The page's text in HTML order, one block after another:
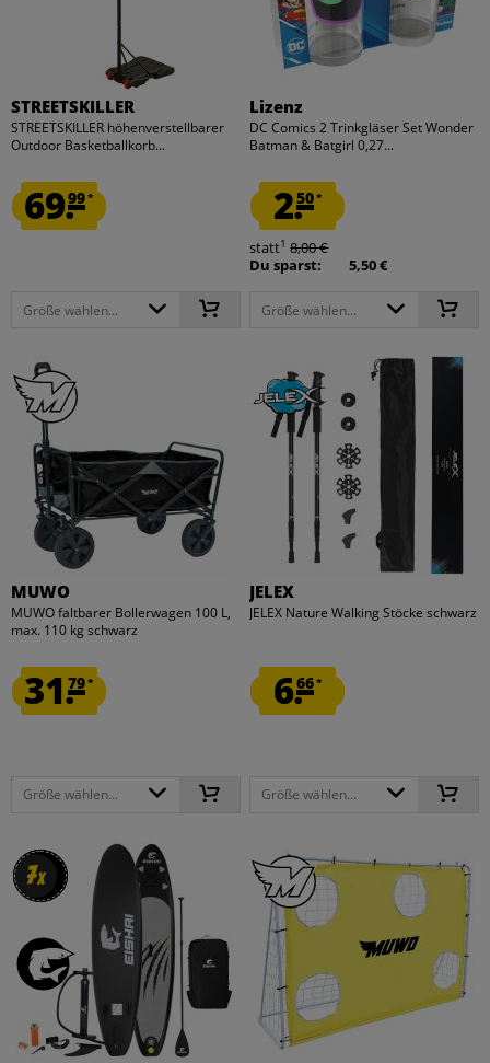
STREETSKILLER
STREETSKILLER höhenverstellbarer
Outdoor Basketballkorb...
69.99*
Größe wählen...
Lizenz
DC Comics 2 Trinkgläser Set Wonder
Batman & Batgirl 0,27...
2.50*
statt1 8,00 €
Du sparst:
5,50 €
Größe wählen...
MUWO
MUWO faltbarer Bollerwagen 100 L,
max. 110 kg schwarz
31.79*
Größe wählen...
JELEX
JELEX Nature Walking Stöcke schwarz
6.66*
Größe wählen...
7x
7x